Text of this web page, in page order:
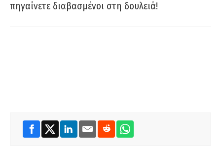
πηγαίνετε διαβασμένοι στη δουλειά!